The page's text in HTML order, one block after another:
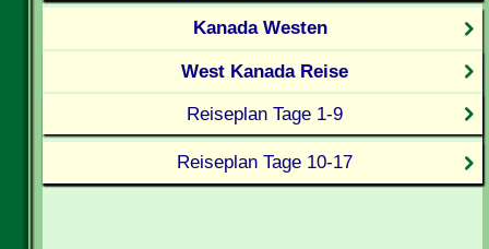
Kanada Westen
West Kanada Reise
Reiseplan Tage 1-9
Reiseplan Tage 10-17